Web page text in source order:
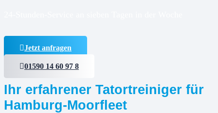
Jetzt anfragen
01590 14 60 97 8
Ihr erfahrener Tatortreiniger für
Hamburg-Moorfleet